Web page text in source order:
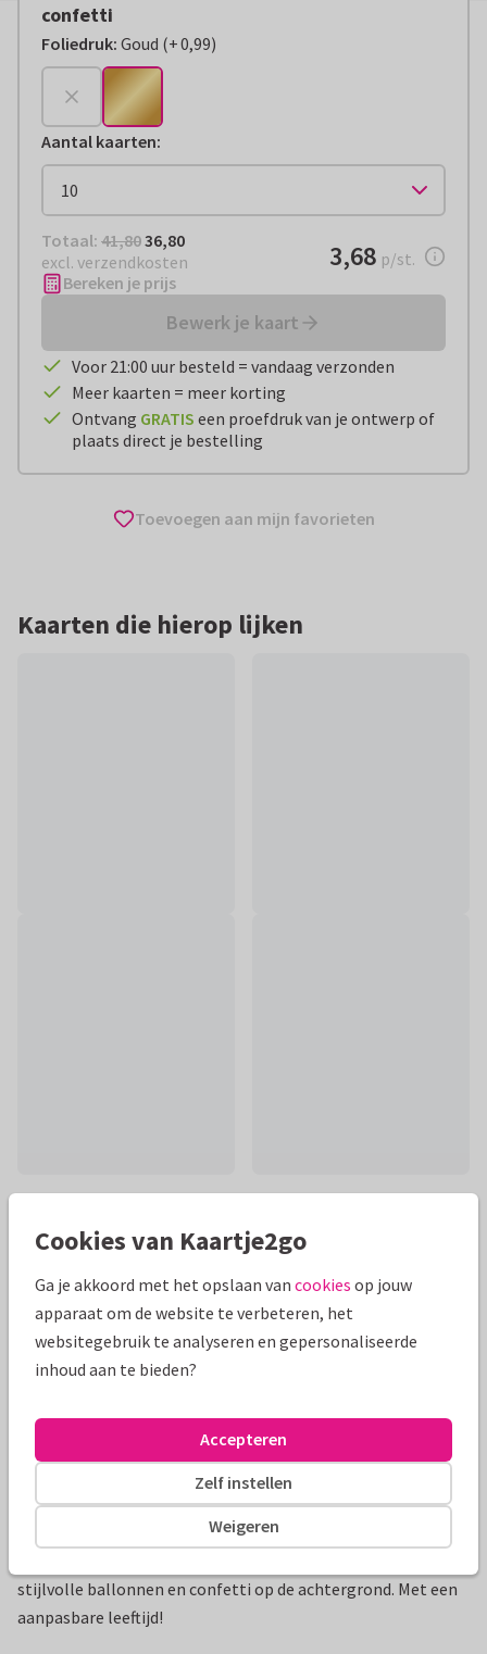
confetti
Foliedruk: Goud (
+€ 0,99
+0,99)
Aantal kaarten:
Totaal: € 36,80
Totaal: 41,8036,80
excl. verzendkosten
€ 3,68per stuk
3,68 p/st.
Bereken je prijs
Bewerk je kaart
Voor 21:00 uur besteld = vandaag verzonden
Meer kaarten = meer korting
Ontvang GRATIS een proefdruk van je ontwerp of
plaats direct je bestelling
Toevoegen aan mijn favorieten
Kaarten die hierop lijken
Mooie extra's bij je kaart
stijlvolle ballonnen en confetti op de achtergrond. Met een
aanpasbare leeftijd!
Cookies van Kaartje2go
Ga je akkoord met het opslaan van cookies op jouw
apparaat om de website te verbeteren, het
websitegebruik te analyseren en gepersonaliseerde
inhoud aan te bieden?
Weigeren
Zelf instellen
Accepteren